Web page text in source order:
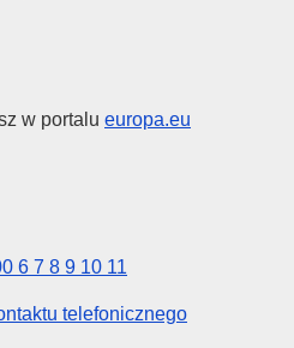
w portalu europa.eu
6 7 8 9 10 11
telefonicznego